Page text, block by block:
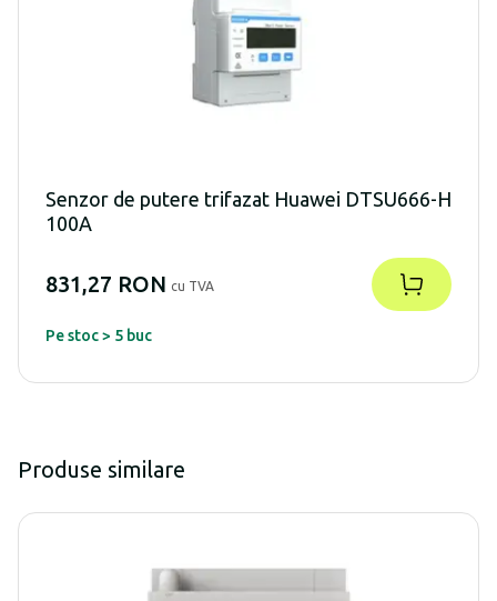
Senzor de putere trifazat Huawei DTSU666-H
100A
831,27 RON cu TVA
Pe stoc > 5 buc
Produse similare